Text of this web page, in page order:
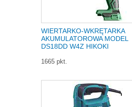
WIERTARKO-WKRĘTARKA
AKUMULATOROWA MODEL
DS18DD W4Z HIKOKI
1665 pkt.